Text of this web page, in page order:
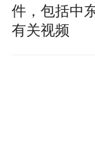
件，包括中
有关视频